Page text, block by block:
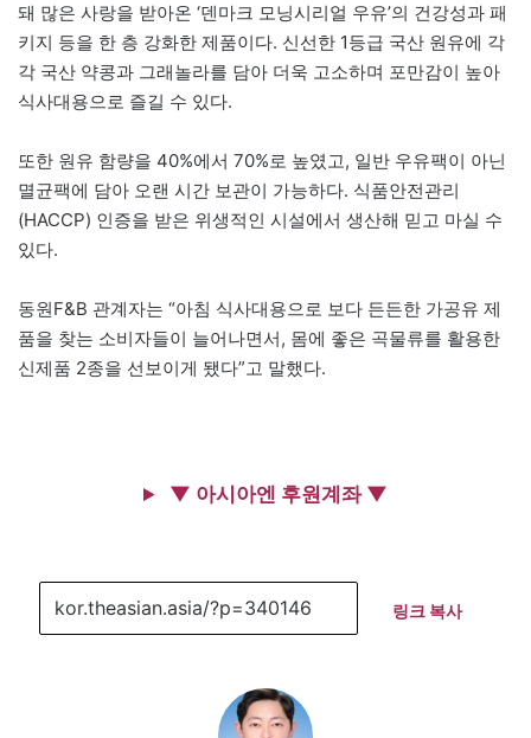
돼 많은 사랑을 받아온 ‘덴마크 모닝시리얼 우유’의 건강성과 패
키지 등을 한 층 강화한 제품이다. 신선한 1등급 국산 원유에 각
각 국산 약콩과 그래놀라를 담아 더욱 고소하며 포만감이 높아
식사대용으로 즐길 수 있다.
또한 원유 함량을 40%에서 70%로 높였고, 일반 우유팩이 아닌
멸균팩에 담아 오랜 시간 보관이 가능하다. 식품안전관리
(HACCP) 인증을 받은 위생적인 시설에서 생산해 믿고 마실 수
있다.
동원F&B 관계자는 “아침 식사대용으로 보다 든든한 가공유 제
품을 찾는 소비자들이 늘어나면서, 몸에 좋은 곡물류를 활용한
신제품 2종을 선보이게 됐다”고 말했다.
▼ 아시아엔 후원계좌 ▼
링크 복사